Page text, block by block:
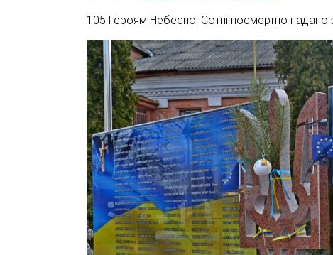
105 Героям Небесної Сотні посмертно надано